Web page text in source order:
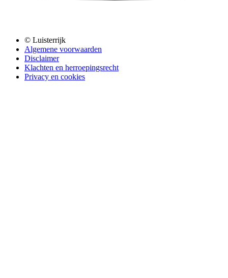
© Luisterrijk
Algemene voorwaarden
Disclaimer
Klachten en herroepingsrecht
Privacy en cookies